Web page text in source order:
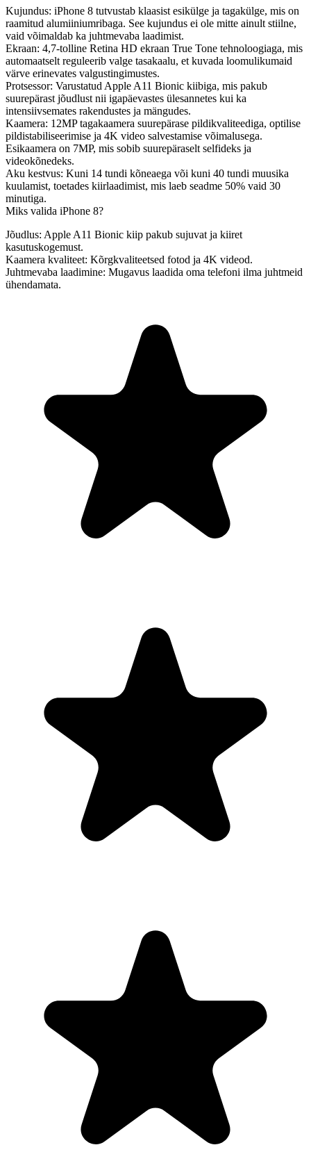
Kujundus: iPhone 8 tutvustab klaasist esikülge ja tagakülge, mis on
raamitud alumiiniumribaga. See kujundus ei ole mitte ainult stiilne,
vaid võimaldab ka juhtmevaba laadimist.
Ekraan: 4,7-tolline Retina HD ekraan True Tone tehnoloogiaga, mis
automaatselt reguleerib valge tasakaalu, et kuvada loomulikumaid
värve erinevates valgustingimustes.
Protsessor: Varustatud Apple A11 Bionic kiibiga, mis pakub
suurepärast jõudlust nii igapäevastes ülesannetes kui ka
intensiivsemates rakendustes ja mängudes.
Kaamera: 12MP tagakaamera suurepärase pildikvaliteediga, optilise
pildistabiliseerimise ja 4K video salvestamise võimalusega.
Esikaamera on 7MP, mis sobib suurepäraselt selfideks ja
videokõnedeks.
Aku kestvus: Kuni 14 tundi kõneaega või kuni 40 tundi muusika
kuulamist, toetades kiirlaadimist, mis laeb seadme 50% vaid 30
minutiga.
Miks valida iPhone 8?
Jõudlus: Apple A11 Bionic kiip pakub sujuvat ja kiiret
kasutuskogemust.
Kaamera kvaliteet: Kõrgkvaliteetsed fotod ja 4K videod.
Juhtmevaba laadimine: Mugavus laadida oma telefoni ilma juhtmeid
ühendamata.